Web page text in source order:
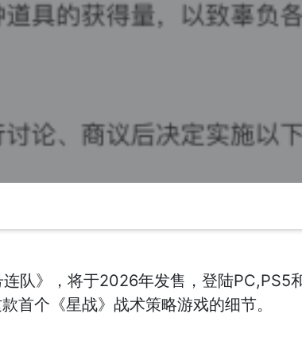
队》，将于2026年发售，登陆PC,PS5
首个《星战》战术策略游戏的细节。